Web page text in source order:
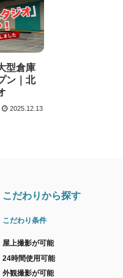
型倉庫
ン｜北
2025.12.13
こだわりから探す
こだわり条件
屋上撮影が可能
24時間使用可能
外観撮影が可能